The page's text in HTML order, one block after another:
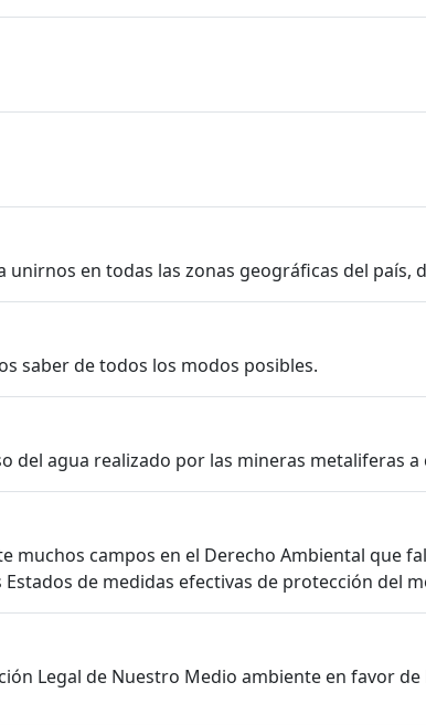
en todas las zonas geográficas del país,
saber de todos los modos posibles.
del agua realizado por las mineras metaliferas a
muchos campos en el Derecho Ambiental que
de medidas efectivas de protección del
Legal de Nuestro Medio ambiente en favor